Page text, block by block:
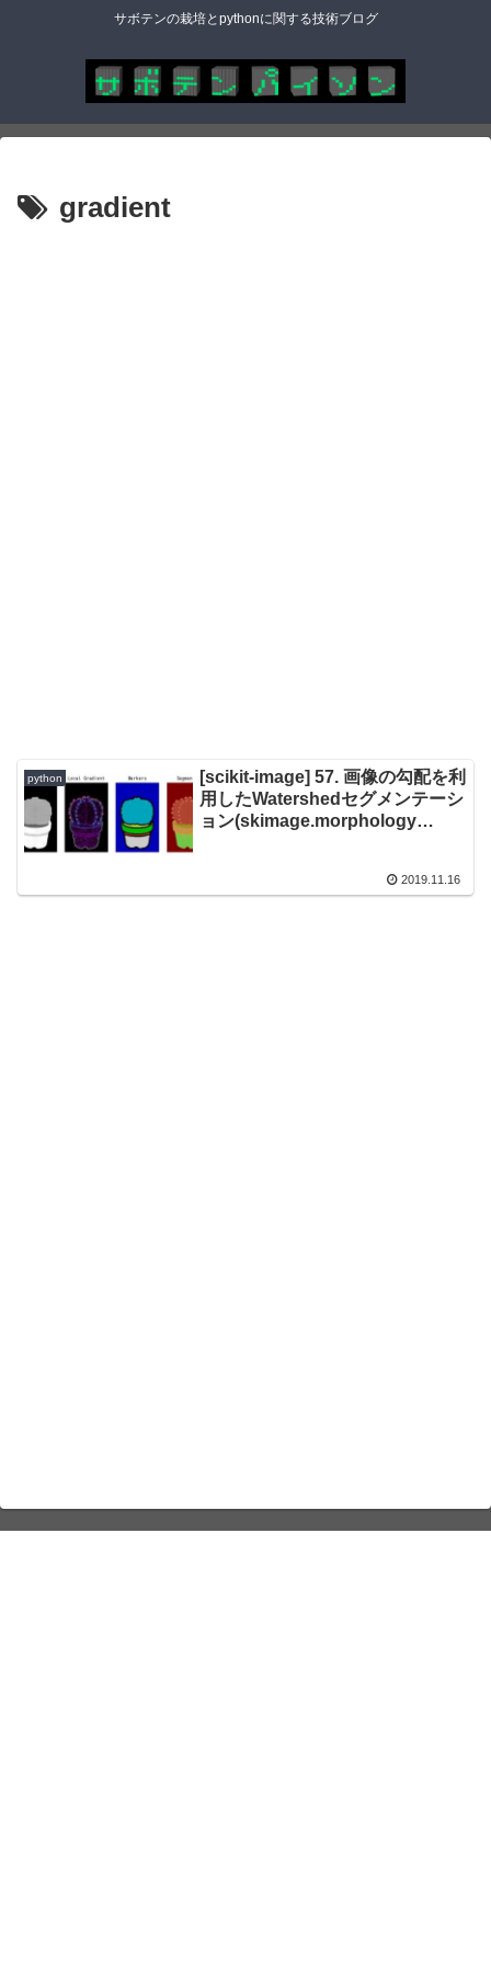
サボテンの栽培とpythonに関する技術ブログ
gradient
python
[scikit-image] 57. 画像の勾配を利
用したWatershedセグメンテーシ
ョン(skimage.morphology
2019.11.16